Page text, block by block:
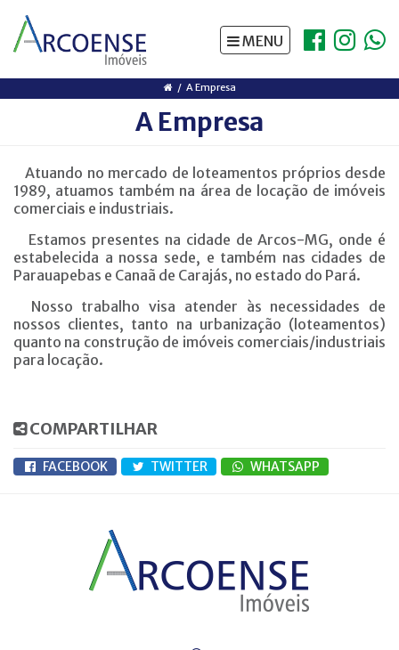
MENU
A Empresa
A Empresa
Atuando no mercado de loteamentos próprios desde
1989, atuamos também na área de locação de imóveis
comerciais e industriais.
Estamos presentes na cidade de Arcos-MG, onde é
estabelecida a nossa sede, e também nas cidades de
Parauapebas e Canaã de Carajás, no estado do Pará.
Nosso trabalho visa atender às necessidades de
nossos clientes, tanto na urbanização (loteamentos)
quanto na construção de imóveis comerciais/industriais
para locação.
COMPARTILHAR
FACEBOOK TWITTER WHATSAPP